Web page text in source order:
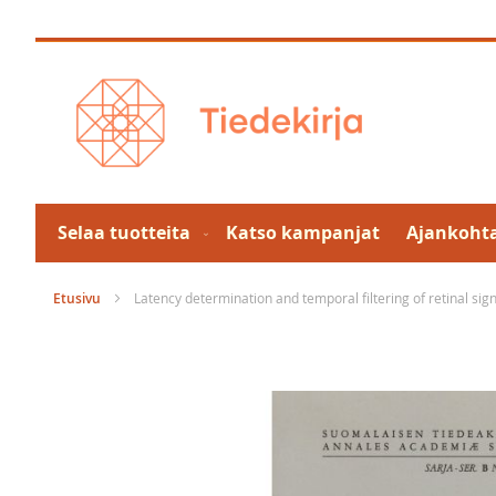
to
Selaa tuotteita Katso kampanjat
Etusivu Latency determination and temporal filtering of retinal